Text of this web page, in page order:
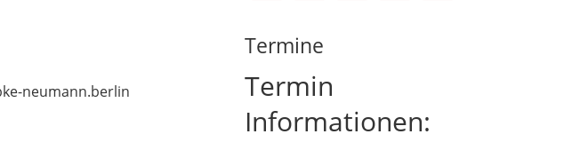
neumann.berlin
Termine
Termin
Informationen: